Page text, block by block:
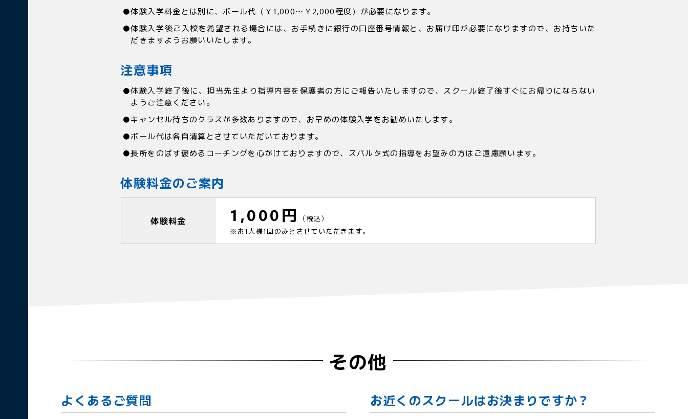
体験入学料金とは別に、ボール代（￥1,000～￥2,000程度）が必要になります。
体験入学後ご入校を希望される場合には、お手続きに銀行の口座番号情報と、お届け印が必要になりますので、お持ちいた
だきますようお願いいたします。
注意事項
体験入学終了後に、担当先生より指導内容を保護者の方にご報告いたしますので、スクール終了後すぐにお帰りにならない
ようご注意ください。
キャンセル待ちのクラスが多数ありますので、お早めの体験入学をお勧めいたします。
ボール代は各自清算とさせていただいております。
長所をのばす褒めるコーチングを心がけておりますので、スパルタ式の指導をお望みの方はご遠慮願います。
体験料金のご案内
体験料金 1,000円
（税込）
※お1人様1回のみとさせていただきます。
その他
よくあるご質問 お近くのスクールはお決まりですか？